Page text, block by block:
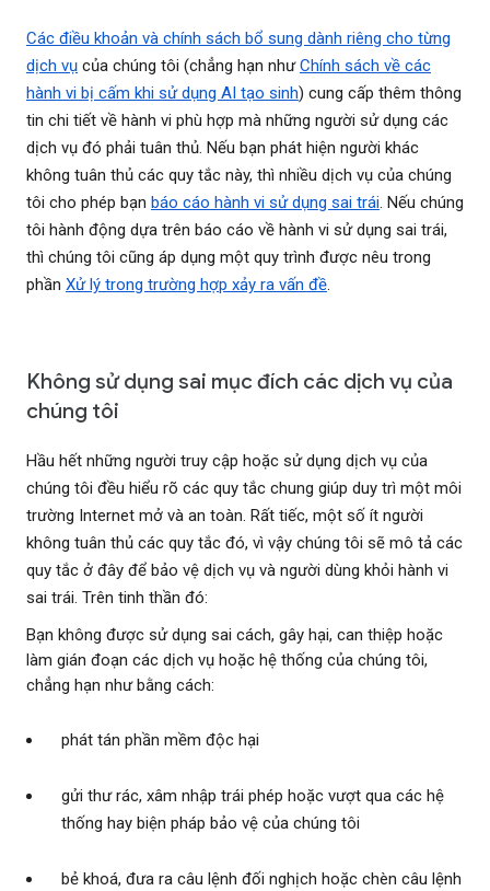
Các điều khoản và chính sách bổ sung dành riêng cho từng
dịch vụ của chúng tôi (chẳng hạn nhưChính sách về các
hành vi bị cấm khi sử dụng AI tạo sinh) cung cấp thêm thông
tin chi tiết về hành vi phù hợp mà những người sử dụng các
dịch vụ đó phải tuân thủ. Nếu bạn phát hiện người khác
không tuân thủ các quy tắc này, thì nhiều dịch vụ của chúng
tôi cho phép bạn báo cáo hành vi sử dụng sai trái. Nếu chúng
tôi hành động dựa trên báo cáo về hành vi sử dụng sai trái,
thì chúng tôi cũng áp dụng một quy trình được nêu trong
phần Xử lý trong trường hợp xảy ra vấn đề.
Không sử dụng sai mục đích các dịch vụ của
chúng tôi
Hầu hết những người truy cập hoặc sử dụng dịch vụ của
chúng tôi đều hiểu rõ các quy tắc chung giúp duy trì một môi
trường Internet mở và an toàn. Rất tiếc, một số ít người
không tuân thủ các quy tắc đó, vì vậy chúng tôi sẽ mô tả các
quy tắc ở đây để bảo vệ dịch vụ và người dùng khỏi hành vi
sai trái. Trên tinh thần đó:
Bạn không được sử dụng sai cách, gây hại, can thiệp hoặc
làm gián đoạn các dịch vụ hoặc hệ thống của chúng tôi,
chẳng hạn như bằng cách:
phát tán phần mềm độc hại
gửi thư rác, xâm nhập trái phép hoặc vượt qua các hệ
thống hay biện pháp bảo vệ của chúng tôi
bẻ khoá, đưa ra câu lệnh đối nghịch hoặc chèn câu lệnh